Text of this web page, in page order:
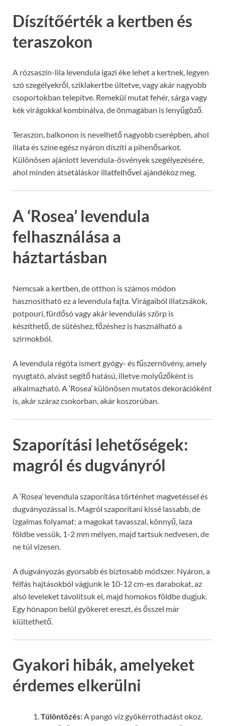
Díszítőérték a kertben és
teraszokon
A rózsaszín-lila levendula igazi éke lehet a kertnek, legyen
szó szegélyekről, sziklakertbe ültetve, vagy akár nagyobb
csoportokban telepítve. Remekül mutat fehér, sárga vagy
kék virágokkal kombinálva, de önmagában is lenyűgöző.
Teraszon, balkonon is nevelhető nagyobb cserépben, ahol
illata és színe egész nyáron díszíti a pihenősarkot.
Különösen ajánlott levendula-ösvények szegélyezésére,
ahol minden átsétáláskor illatfelhővel ajándékoz meg.
A ‘Rosea’ levendula
felhasználása a
háztartásban
Nemcsak a kertben, de otthon is számos módon
hasznosítható ez a levendula fajta. Virágaiból illatzsákok,
potpouri, fürdősó vagy akár levendulás szörp is
készíthető, de sütéshez, főzéshez is használható a
szirmokból.
A levendula régóta ismert gyógy- és fűszernövény, amely
nyugtató, alvást segítő hatású, illetve molyűzőként is
alkalmazható. A ‘Rosea’ különösen mutatós dekorációként
is, akár száraz csokorban, akár koszorúban.
Szaporítási lehetőségek:
magról és dugványról
A ‘Rosea’ levendula szaporítása történhet magvetéssel és
dugványozással is. Magról szaporítani kissé lassabb, de
izgalmas folyamat: a magokat tavasszal, könnyű, laza
földbe vessük, 1-2 mm mélyen, majd tartsuk nedvesen, de
ne túl vizesen.
A dugványozás gyorsabb és biztosabb módszer. Nyáron, a
félfás hajtásokból vágjunk le 10-12 cm-es darabokat, az
alsó leveleket távolítsuk el, majd homokos földbe dugjuk.
Egy hónapon belül gyökeret ereszt, és ősszel már
kiültethető.
Gyakori hibák, amelyeket
érdemes elkerülni
Túlöntözés:A pangó víz gyökérrothadást okoz.